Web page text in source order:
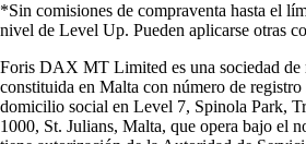
*Sin comisiones de compraventa hasta el
nivel de Level Up. Pueden aplicarse otras
Foris DAX MT Limited es una sociedad de
constituida en Malta con número de
domicilio social en Level 7, Spinola Park,
1000, St. Julians, Malta, que opera bajo el